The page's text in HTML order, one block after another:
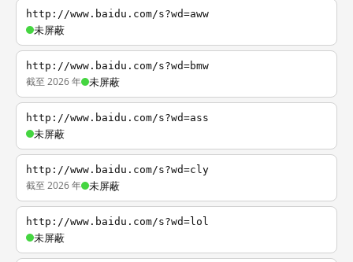
http://www.baidu.com/s?wd=aww
未屏蔽
http://www.baidu.com/s?wd=bmw
截至 2026 年 未屏蔽
http://www.baidu.com/s?wd=ass
未屏蔽
http://www.baidu.com/s?wd=cly
截至 2026 年 未屏蔽
http://www.baidu.com/s?wd=lol
未屏蔽